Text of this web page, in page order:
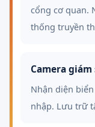
cổng cơ quan.
thống truyền
Camera
Nhận diện
nhập. Lưu trữ